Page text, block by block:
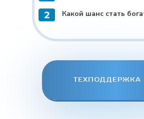
Какой шанс стать
ТЕХПОДДЕРЖКА